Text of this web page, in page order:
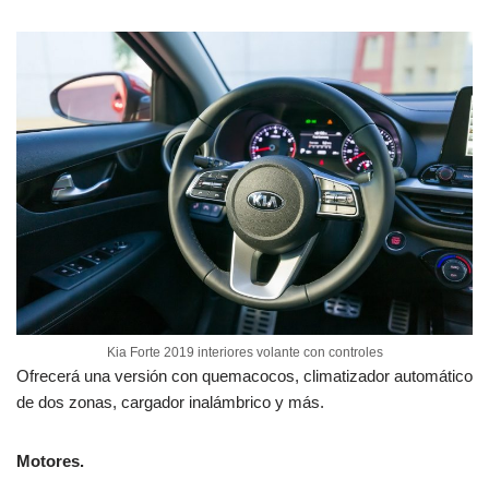
Kia Forte 2019 interiores volante con controles
Ofrecerá una versión con quemacocos, climatizador automático
de dos zonas, cargador inalámbrico y más.
Motores.